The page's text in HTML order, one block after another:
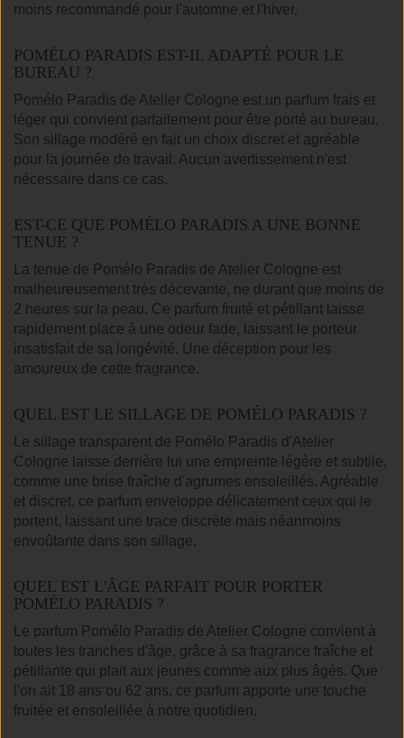
moins recommandé pour l'automne et l'hiver.
POMÉLO PARADIS EST-IL ADAPTÉ POUR LE
BUREAU ?
Pomélo Paradis de Atelier Cologne est un parfum frais et
léger qui convient parfaitement pour être porté au bureau.
Son sillage modéré en fait un choix discret et agréable
pour la journée de travail. Aucun avertissement n'est
nécessaire dans ce cas.
EST-CE QUE POMÉLO PARADIS A UNE BONNE
TENUE ?
La tenue de Pomélo Paradis de Atelier Cologne est
malheureusement très décevante, ne durant que moins de
2 heures sur la peau. Ce parfum fruité et pétillant laisse
rapidement place à une odeur fade, laissant le porteur
insatisfait de sa longévité. Une déception pour les
amoureux de cette fragrance.
QUEL EST LE SILLAGE DE POMÉLO PARADIS ?
Le sillage transparent de Pomélo Paradis d'Atelier
Cologne laisse derrière lui une empreinte légère et subtile,
comme une brise fraîche d'agrumes ensoleillés. Agréable
et discret, ce parfum enveloppe délicatement ceux qui le
portent, laissant une trace discrète mais néanmoins
envoûtante dans son sillage.
QUEL EST L'ÂGE PARFAIT POUR PORTER
POMÉLO PARADIS ?
Le parfum Pomélo Paradis de Atelier Cologne convient à
toutes les tranches d'âge, grâce à sa fragrance fraîche et
pétillante qui plait aux jeunes comme aux plus âgés. Que
l'on ait 18 ans ou 62 ans, ce parfum apporte une touche
fruitée et ensoleillée à notre quotidien.